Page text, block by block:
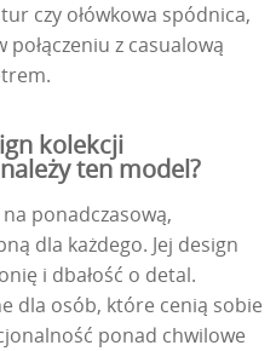
czy ołówkowa spódnica,
z casualową
kolekcji
ten model?
ponadczasową,
dla każdego. Jej design
i dbałość o detal.
dla osób, które cenią sobie
ponad chwilowe